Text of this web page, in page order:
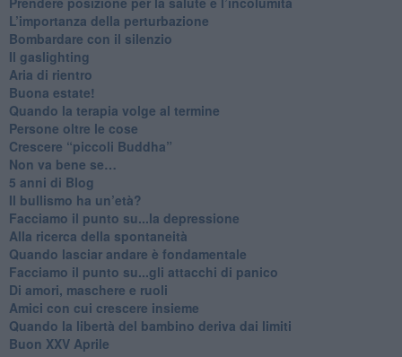
L’importanza della perturbazione
​Bombardare con il silenzio
Il gaslighting
Aria di rientro
Buona estate!
​Quando la terapia volge al termine
​Persone oltre le cose
​Crescere “piccoli Buddha”
Non va bene se…
​5 anni di Blog
​Il bullismo ha un’età?
Facciamo il punto su...la depressione
​Alla ricerca della spontaneità
​Quando lasciar andare è fondamentale
Facciamo il punto su...gli attacchi di panico
Di amori, maschere e ruoli
​Amici con cui crescere insieme
​Quando la libertà del bambino deriva dai limiti
Buon XXV Aprile